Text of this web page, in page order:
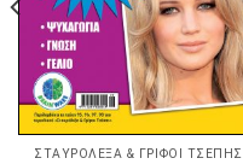
ΣΤΑΥΡΌΛΕΞΑ & ΓΡΊΦΟΙ ΤΣΈΠΗΣ